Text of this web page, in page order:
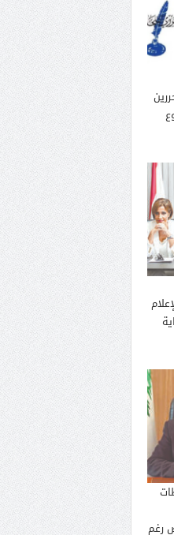
رغم